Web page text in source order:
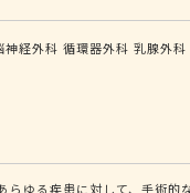
神経外科 循環器外科 乳腺外科
ゆる疾患に対して、手術的